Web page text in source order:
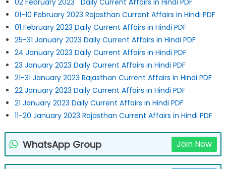
02 February 2023 Daily Current Affairs in Hindi PDF
01-10 February 2023 Rajasthan Current Affairs in Hindi PDF
01 February 2023 Daily Current Affairs in Hindi PDF
25-31 January 2023 Daily Current Affairs in Hindi PDF
24 January 2023 Daily Current Affairs in Hindi PDF
23 January 2023 Daily Current Affairs in Hindi PDF
21-31 January 2023 Rajasthan Current Affairs in Hindi PDF
22 January 2023 Daily Current Affairs in Hindi PDF
21 January 2023 Daily Current Affairs in Hindi PDF
11-20 January 2023 Rajasthan Current Affairs in Hindi PDF
WhatsApp Group Join Now